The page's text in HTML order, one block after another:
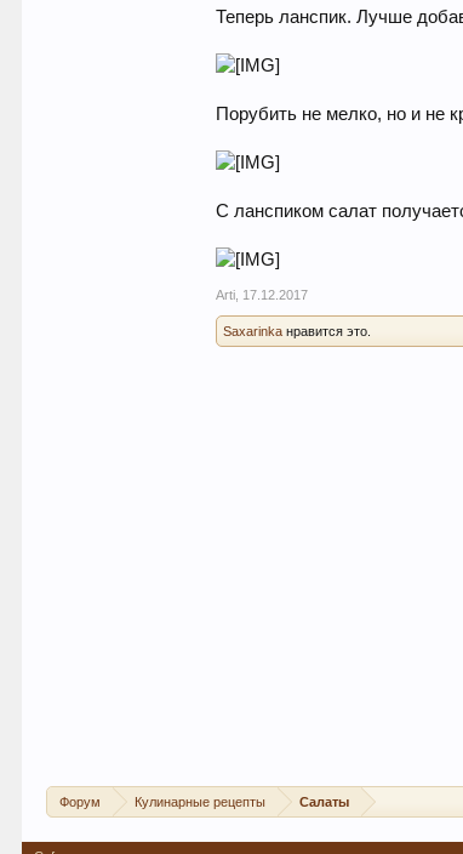
Теперь ланспик. Лучше
Порубить не мелко, но и не
С ланспиком салат
Arti 17.12.2017
Saxarinka нравится это.
Форум Кулинарные рецепты Салаты